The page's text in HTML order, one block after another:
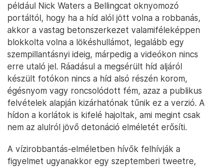
például Nick Waters a Bellingcat oknyomozó
portáltól, hogy ha a híd alól jött volna a robbanás,
akkor a vastag betonszerkezet valamiféleképpen
blokkolta volna a lökéshullámot, legalább egy
szempillantásnyi ideig, márpedig a videókon nincs
erre utaló jel. Ráadásul a megsérült híd aljáról
készült fotókon nincs a híd alsó részén korom,
égésnyom vagy roncsolódott fém, azaz a publikus
felvételek alapján kizárhatónak tűnik ez a verzió. A
hídon a korlátok is kifelé hajoltak, ami megint csak
nem az alulról jövő detonáció elméletét erősíti.
A vízirobbantás-elméletben hívők felhívják a
figyelmet ugyanakkor egy szeptemberi tweetre,